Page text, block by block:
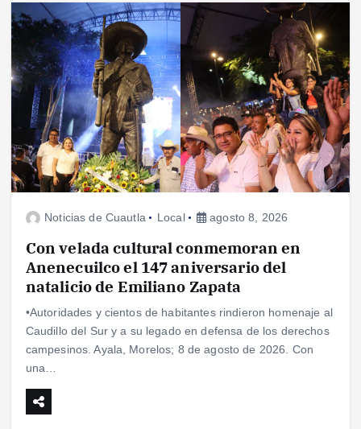
Noticias de Cuautla Local agosto 8, 2026
Con velada cultural conmemoran en
Anenecuilco el 147 aniversario del
natalicio de Emiliano Zapata
•Autoridades y cientos de habitantes rindieron homenaje al
Caudillo del Sur y a su legado en defensa de los derechos
campesinos. Ayala, Morelos; 8 de agosto de 2026. Con
una…